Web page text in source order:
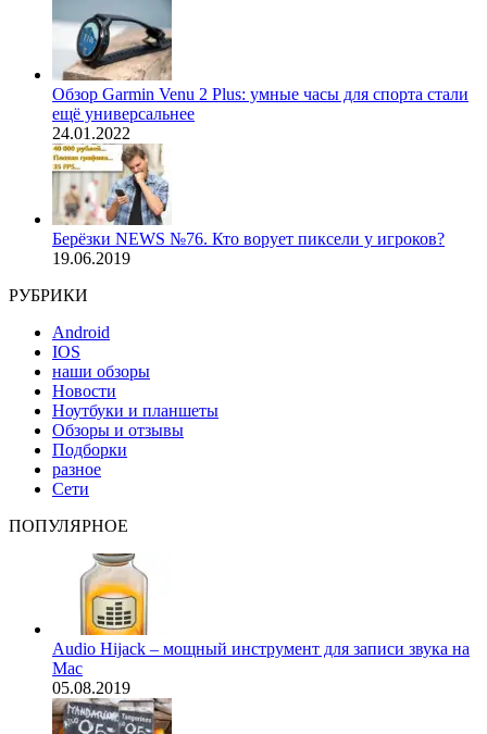
Обзор Garmin Venu 2 Plus: умные часы для спорта стали
ещё универсальнее
24.01.2022
Берёзки NEWS №76. Кто ворует пиксели у игроков?
19.06.2019
РУБРИКИ
Android
IOS
наши обзоры
Новости
Ноутбуки и планшеты
Обзоры и отзывы
Подборки
разное
Сети
ПОПУЛЯРНОЕ
Audio Hijack – мощный инструмент для записи звука на
Mac
05.08.2019